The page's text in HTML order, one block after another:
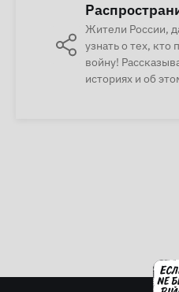
Жители России,
узнать о тех, кто
войну!
историях и об